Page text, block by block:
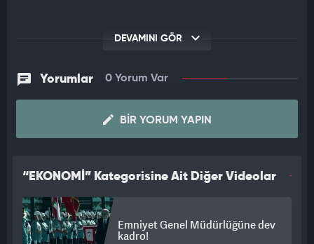
DEVAMINI GÖR
Yorumlar 0 Yorum Var
BIR YORUM YAPIN
“EKONOMİ” Kategorisine Ait Diğer Videolar
Emniyet Genel Müdürlüğüne dev
kadro!